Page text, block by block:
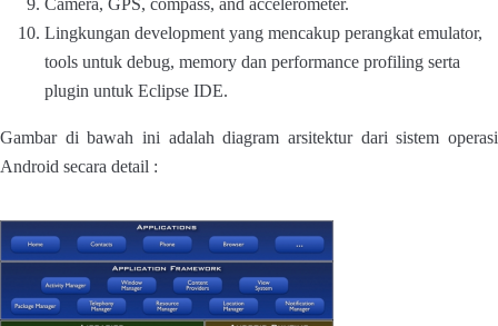
Camera, GPS, compass, and accelerometer.
Lingkungan development yang mencakup perangkat emulator,
tools untuk debug, memory dan performance profiling serta
plugin untuk Eclipse IDE.
Gambar di bawah ini adalah diagram arsitektur dari sistem operasi
Android secara detail :